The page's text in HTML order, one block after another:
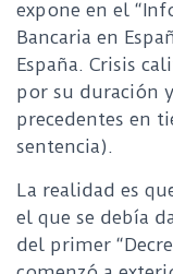
expone en el
Bancaria en
España. Crisis
por su duración
precedentes en
sentencia).
La realidad es
el que se debía
del primer